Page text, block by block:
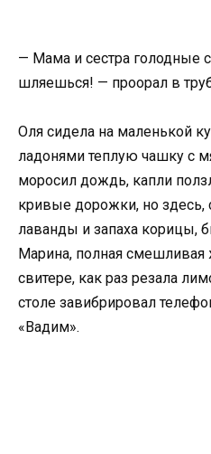
— Мама и сестра голодные
шляешься! — проорал в
Оля сидела на маленькой
ладонями теплую чашку с
моросил дождь, капли
кривые дорожки, но здесь,
лаванды и запаха корицы,
Марина, полная
свитере, как раз резала
столе завибрировал
«Вадим».